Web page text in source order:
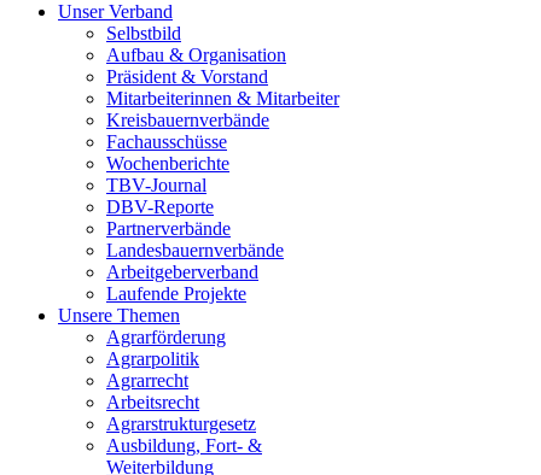
Unser Verband
Selbstbild
Aufbau & Organisation
Präsident & Vorstand
Mitarbeiterinnen & Mitarbeiter
Kreisbauernverbände
Fachausschüsse
Wochenberichte
TBV-Journal
DBV-Reporte
Partnerverbände
Landesbauernverbände
Arbeitgeberverband
Laufende Projekte
Unsere Themen
Agrarförderung
Agrarpolitik
Agrarrecht
Arbeitsrecht
Agrarstrukturgesetz
Ausbildung, Fort- &
Weiterbildung